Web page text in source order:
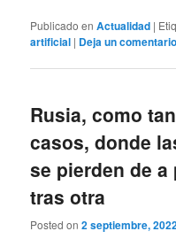
Publicado en Actualidad |
artificial | Deja un comentario
Rusia, como
casos, donde
se pierden de a
tras otra
Posted on2 septiembre,